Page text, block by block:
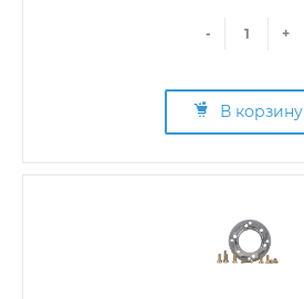
- +
В корзину